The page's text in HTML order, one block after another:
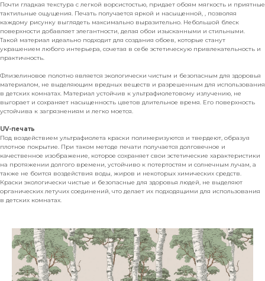
Почти гладкая текстура с легкой ворсистостью, придает обоям мягкость и приятные
тактильные ощущения. Печать получается яркой и насыщенной, , позволяя
каждому рисунку выглядеть максимально выразительно. Небольшой блеск
поверхности добавляет элегантности, делая обои изысканными и стильными.
Такой материал идеально подходит для создания обоев, которые станут
украшением любого интерьера, сочетая в себе эстетическую привлекательность и
практичность.
Флизелиновое полотно является экологически чистым и безопасным для здоровья
материалом, не выделяющим вредных веществ и разрешенным для использования
в детских комнатах. Материал устойчив к ультрафиолетовому излучению, не
выгорает и сохраняет насыщенность цветов длительное время. Его поверхность
устойчива к загрязнениям и легко моется.
UV-печать
Под воздействием ультрафиолета краски полимеризуются и твердеют, образуя
плотное покрытие. При таком методе печати получается долговечное и
качественное изображение, которое сохраняет свои эстетические характеристики
на протяжении долгого времени, устойчиво к потертостям и солнечным лучам, а
также не боится воздействия воды, жиров и некоторых химических средств.
Краски экологически чистые и безопасные для здоровья людей, не выделяют
органических летучих соединений, что делает их подходящими для использования
в детских комнатах.